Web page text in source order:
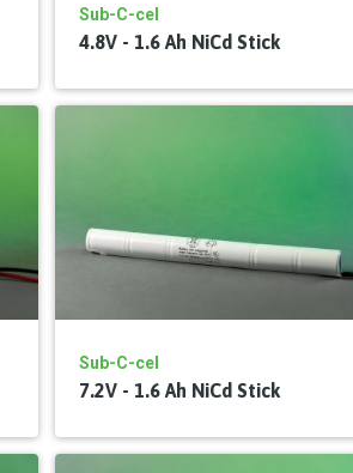
Sub-C-cel
4.8V - 1.6 Ah NiCd Stick
Sub-C-cel
7.2V - 1.6 Ah NiCd Stick